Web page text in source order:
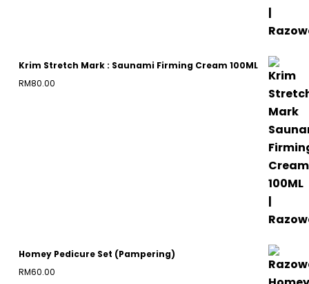
Krim Stretch Mark : Saunami Firming Cream 100ML
RM80.00
Homey Pedicure Set (Pampering)
RM60.00